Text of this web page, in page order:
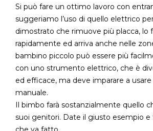
Si può fare un ottimo lavoro con
suggeriamo l’uso di quello elettrico
dimostrato che rimuove più placca, lo
rapidamente ed arriva anche nelle
bambino piccolo può essere più
con uno strumento elettrico, che è
ed efficace, ma deve imparare a
manuale.
Il bimbo farà sostanzialmente quello
suoi genitori. Date il giusto esempio